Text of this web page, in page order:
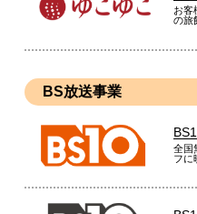
お客
の旅
BS放送事業
全国
フに